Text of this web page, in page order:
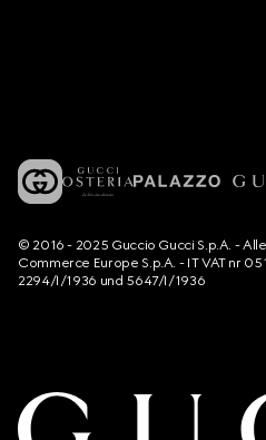
© 2016 - 2025 Guccio Gucci S.p.A. -
Commerce Europe S.p.A. - IT VAT nr
2294/I/1936 und 5647/I/1936